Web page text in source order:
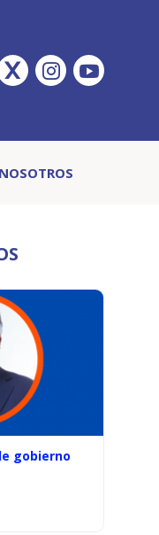
NOSOTROS
gobierno